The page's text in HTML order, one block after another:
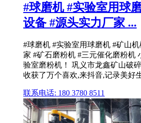
#球磨机 #实验室用球
设备 #源头实力厂家 ...
#球磨机 #实验室用球磨机 #矿山
家 #矿石磨粉机 #三元催化磨粉机
验室磨粉机！ 巩义市龙鑫矿山破
收获了万个喜欢,来抖音,记录美好
联系电话: 180 3780 8511